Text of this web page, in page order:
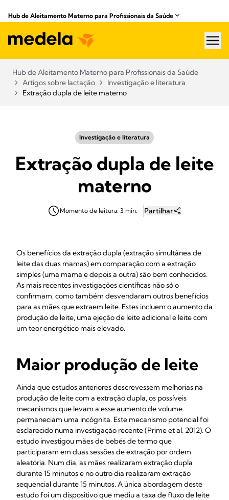
Hub de Aleitamento Materno para Profissionais da Saúde​
Hub de Aleitamento Materno para Profissionais da Saúde​
Artigos sobre lactação
Investigação e literatura
Extração dupla de leite materno
Investigação e literatura
Extração dupla de leite
materno
Momento de leitura: 3 min. Partilhar
Os benefícios da extração dupla (extração simultânea de
leite das duas mamas) em comparação com a extração
simples (uma mama e depois a outra) são bem conhecidos.
As mais recentes investigações científicas não só o
confirmam, como também desvendaram outros benefícios
para as mães que extraem leite. Estes incluem o aumento da
produção de leite, uma ejeção de leite adicional e leite com
um teor energético mais elevado.
Maior produção de leite
Ainda que estudos anteriores descrevessem melhorias na
produção de leite com a extração dupla, os possíveis
mecanismos que levam a esse aumento de volume
permaneciam uma incógnita. Este mecanismo potencial foi
esclarecido numa investigação recente (Prime et al. 2012). O
estudo investigou mães de bebés de termo que
participaram em duas sessões de extração por ordem
aleatória. Num dia, as mães realizaram extração dupla
durante 15 minutos e no outro dia realizaram extração
sequencial durante 15 minutos. A única abordagem deste
estudo foi um dispositivo que mediu a taxa de fluxo de leite